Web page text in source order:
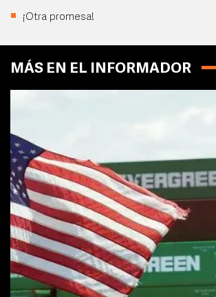
¡Otra promesa!
MÁS EN EL INFORMADOR